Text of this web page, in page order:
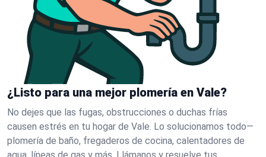
¿Listo para una mejor plomería en Vale?
No dejes que las fugas, obstrucciones o duchas frías
causen estrés en tu hogar de Vale. Lo solucionamos todo—
plomería de baño, fregaderos de cocina, calentadores de